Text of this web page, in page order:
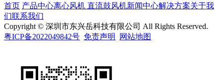
首页 产品中心离心风机 直流鼓风机新闻中心解决方案关于我
们联系我们
Copyright © 深圳市东兴岳科技有限公司 All Rights Reserved.
粤ICP备2022049842号 免责声明 网站地图